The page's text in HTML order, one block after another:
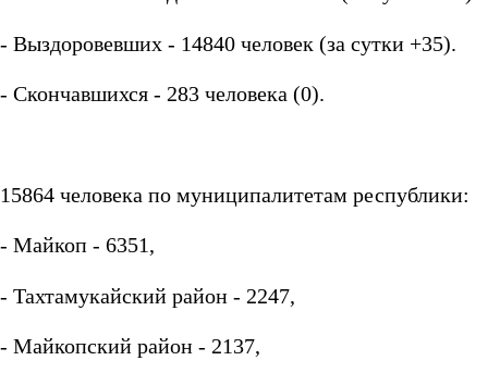
- Выздоровевших - 14840 человек (за сутки +35).
- Скончавшихся - 283 человека (0).
15864 человека по муниципалитетам республики:
- Майкоп - 6351,
- Тахтамукайский район - 2247,
- Майкопский район - 2137,